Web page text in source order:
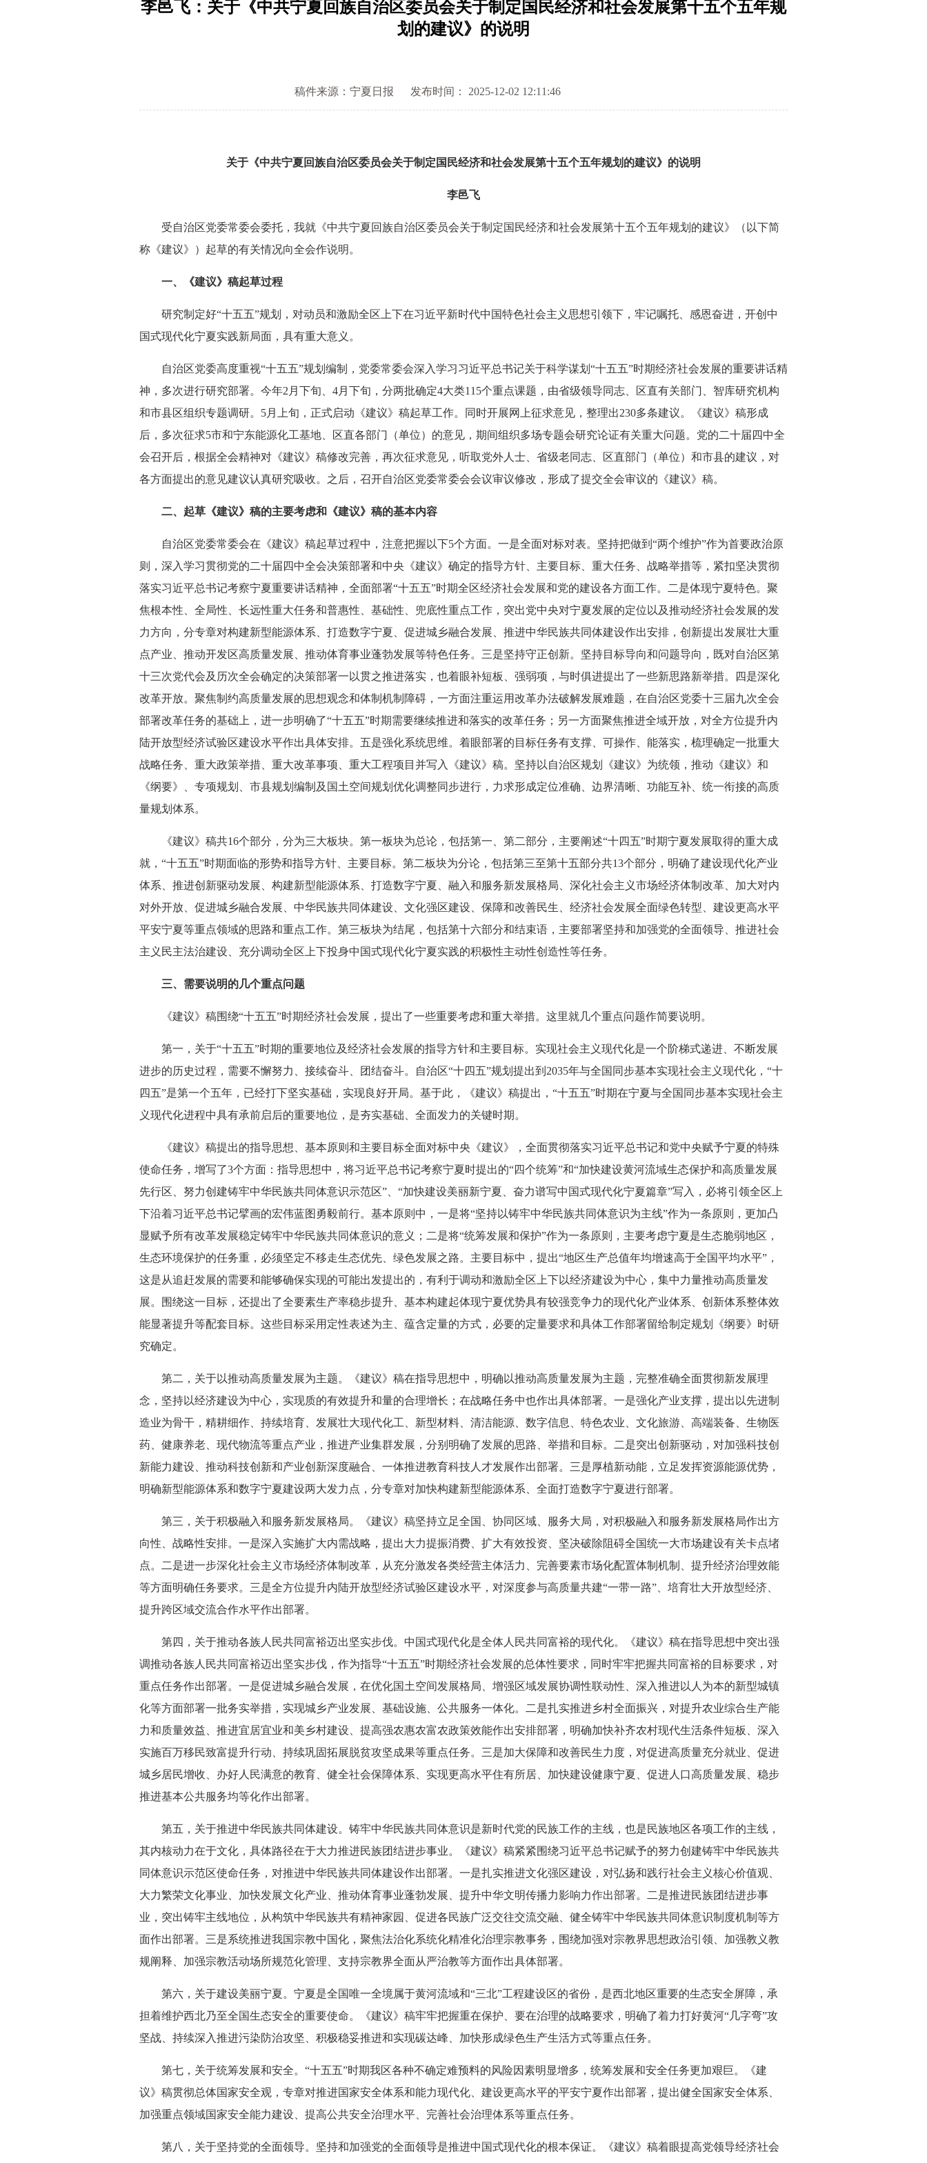
李邑飞：关于《中共宁夏回族自治区委员会关于制定国民经济和社会发展第十五个五年规
划的建议》的说明
稿件来源：宁夏日报 发布时间： 2025-12-02 12:11:46
关于《中共宁夏回族自治区委员会关于制定国民经济和社会发展第十五个五年规划的建议》的说明
李邑飞
受自治区党委常委会委托，我就《中共宁夏回族自治区委员会关于制定国民经济和社会发展第十五个五年规划的建议》（以下简
称《建议》）起草的有关情况向全会作说明。
一、《建议》稿起草过程
研究制定好“十五五”规划，对动员和激励全区上下在习近平新时代中国特色社会主义思想引领下，牢记嘱托、感恩奋进，开创中
国式现代化宁夏实践新局面，具有重大意义。
自治区党委高度重视“十五五”规划编制，党委常委会深入学习习近平总书记关于科学谋划“十五五”时期经济社会发展的重要讲话精
神，多次进行研究部署。今年2月下旬、4月下旬，分两批确定4大类115个重点课题，由省级领导同志、区直有关部门、智库研究机构
和市县区组织专题调研。5月上旬，正式启动《建议》稿起草工作。同时开展网上征求意见，整理出230多条建议。《建议》稿形成
后，多次征求5市和宁东能源化工基地、区直各部门（单位）的意见，期间组织多场专题会研究论证有关重大问题。党的二十届四中全
会召开后，根据全会精神对《建议》稿修改完善，再次征求意见，听取党外人士、省级老同志、区直部门（单位）和市县的建议，对
各方面提出的意见建议认真研究吸收。之后，召开自治区党委常委会会议审议修改，形成了提交全会审议的《建议》稿。
二、起草《建议》稿的主要考虑和《建议》稿的基本内容
自治区党委常委会在《建议》稿起草过程中，注意把握以下5个方面。一是全面对标对表。坚持把做到“两个维护”作为首要政治原
则，深入学习贯彻党的二十届四中全会决策部署和中央《建议》确定的指导方针、主要目标、重大任务、战略举措等，紧扣坚决贯彻
落实习近平总书记考察宁夏重要讲话精神，全面部署“十五五”时期全区经济社会发展和党的建设各方面工作。二是体现宁夏特色。聚
焦根本性、全局性、长远性重大任务和普惠性、基础性、兜底性重点工作，突出党中央对宁夏发展的定位以及推动经济社会发展的发
力方向，分专章对构建新型能源体系、打造数字宁夏、促进城乡融合发展、推进中华民族共同体建设作出安排，创新提出发展壮大重
点产业、推动开发区高质量发展、推动体育事业蓬勃发展等特色任务。三是坚持守正创新。坚持目标导向和问题导向，既对自治区第
十三次党代会及历次全会确定的决策部署一以贯之推进落实，也着眼补短板、强弱项，与时俱进提出了一些新思路新举措。四是深化
改革开放。聚焦制约高质量发展的思想观念和体制机制障碍，一方面注重运用改革办法破解发展难题，在自治区党委十三届九次全会
部署改革任务的基础上，进一步明确了“十五五”时期需要继续推进和落实的改革任务；另一方面聚焦推进全域开放，对全方位提升内
陆开放型经济试验区建设水平作出具体安排。五是强化系统思维。着眼部署的目标任务有支撑、可操作、能落实，梳理确定一批重大
战略任务、重大政策举措、重大改革事项、重大工程项目并写入《建议》稿。坚持以自治区规划《建议》为统领，推动《建议》和
《纲要》、专项规划、市县规划编制及国土空间规划优化调整同步进行，力求形成定位准确、边界清晰、功能互补、统一衔接的高质
量规划体系。
《建议》稿共16个部分，分为三大板块。第一板块为总论，包括第一、第二部分，主要阐述“十四五”时期宁夏发展取得的重大成
就，“十五五”时期面临的形势和指导方针、主要目标。第二板块为分论，包括第三至第十五部分共13个部分，明确了建设现代化产业
体系、推进创新驱动发展、构建新型能源体系、打造数字宁夏、融入和服务新发展格局、深化社会主义市场经济体制改革、加大对内
对外开放、促进城乡融合发展、中华民族共同体建设、文化强区建设、保障和改善民生、经济社会发展全面绿色转型、建设更高水平
平安宁夏等重点领域的思路和重点工作。第三板块为结尾，包括第十六部分和结束语，主要部署坚持和加强党的全面领导、推进社会
主义民主法治建设、充分调动全区上下投身中国式现代化宁夏实践的积极性主动性创造性等任务。
三、需要说明的几个重点问题
《建议》稿围绕“十五五”时期经济社会发展，提出了一些重要考虑和重大举措。这里就几个重点问题作简要说明。
第一，关于“十五五”时期的重要地位及经济社会发展的指导方针和主要目标。实现社会主义现代化是一个阶梯式递进、不断发展
进步的历史过程，需要不懈努力、接续奋斗、团结奋斗。自治区“十四五”规划提出到2035年与全国同步基本实现社会主义现代化，“十
四五”是第一个五年，已经打下坚实基础，实现良好开局。基于此，《建议》稿提出，“十五五”时期在宁夏与全国同步基本实现社会主
义现代化进程中具有承前启后的重要地位，是夯实基础、全面发力的关键时期。
《建议》稿提出的指导思想、基本原则和主要目标全面对标中央《建议》，全面贯彻落实习近平总书记和党中央赋予宁夏的特殊
使命任务，增写了3个方面：指导思想中，将习近平总书记考察宁夏时提出的“四个统筹”和“加快建设黄河流域生态保护和高质量发展
先行区、努力创建铸牢中华民族共同体意识示范区”、“加快建设美丽新宁夏、奋力谱写中国式现代化宁夏篇章”写入，必将引领全区上
下沿着习近平总书记擘画的宏伟蓝图勇毅前行。基本原则中，一是将“坚持以铸牢中华民族共同体意识为主线”作为一条原则，更加凸
显赋予所有改革发展稳定铸牢中华民族共同体意识的意义；二是将“统筹发展和保护”作为一条原则，主要考虑宁夏是生态脆弱地区，
生态环境保护的任务重，必须坚定不移走生态优先、绿色发展之路。主要目标中，提出“地区生产总值年均增速高于全国平均水平”，
这是从追赶发展的需要和能够确保实现的可能出发提出的，有利于调动和激励全区上下以经济建设为中心，集中力量推动高质量发
展。围绕这一目标，还提出了全要素生产率稳步提升、基本构建起体现宁夏优势具有较强竞争力的现代化产业体系、创新体系整体效
能显著提升等配套目标。这些目标采用定性表述为主、蕴含定量的方式，必要的定量要求和具体工作部署留给制定规划《纲要》时研
究确定。
第二，关于以推动高质量发展为主题。《建议》稿在指导思想中，明确以推动高质量发展为主题，完整准确全面贯彻新发展理
念，坚持以经济建设为中心，实现质的有效提升和量的合理增长；在战略任务中也作出具体部署。一是强化产业支撑，提出以先进制
造业为骨干，精耕细作、持续培育、发展壮大现代化工、新型材料、清洁能源、数字信息、特色农业、文化旅游、高端装备、生物医
药、健康养老、现代物流等重点产业，推进产业集群发展，分别明确了发展的思路、举措和目标。二是突出创新驱动，对加强科技创
新能力建设、推动科技创新和产业创新深度融合、一体推进教育科技人才发展作出部署。三是厚植新动能，立足发挥资源能源优势，
明确新型能源体系和数字宁夏建设两大发力点，分专章对加快构建新型能源体系、全面打造数字宁夏进行部署。
第三，关于积极融入和服务新发展格局。《建议》稿坚持立足全国、协同区域、服务大局，对积极融入和服务新发展格局作出方
向性、战略性安排。一是深入实施扩大内需战略，提出大力提振消费、扩大有效投资、坚决破除阻碍全国统一大市场建设有关卡点堵
点。二是进一步深化社会主义市场经济体制改革，从充分激发各类经营主体活力、完善要素市场化配置体制机制、提升经济治理效能
等方面明确任务要求。三是全方位提升内陆开放型经济试验区建设水平，对深度参与高质量共建“一带一路”、培育壮大开放型经济、
提升跨区域交流合作水平作出部署。
第四，关于推动各族人民共同富裕迈出坚实步伐。中国式现代化是全体人民共同富裕的现代化。《建议》稿在指导思想中突出强
调推动各族人民共同富裕迈出坚实步伐，作为指导“十五五”时期经济社会发展的总体性要求，同时牢牢把握共同富裕的目标要求，对
重点任务作出部署。一是促进城乡融合发展，在优化国土空间发展格局、增强区域发展协调性联动性、深入推进以人为本的新型城镇
化等方面部署一批务实举措，实现城乡产业发展、基础设施、公共服务一体化。二是扎实推进乡村全面振兴，对提升农业综合生产能
力和质量效益、推进宜居宜业和美乡村建设、提高强农惠农富农政策效能作出安排部署，明确加快补齐农村现代生活条件短板、深入
实施百万移民致富提升行动、持续巩固拓展脱贫攻坚成果等重点任务。三是加大保障和改善民生力度，对促进高质量充分就业、促进
城乡居民增收、办好人民满意的教育、健全社会保障体系、实现更高水平住有所居、加快建设健康宁夏、促进人口高质量发展、稳步
推进基本公共服务均等化作出部署。
第五，关于推进中华民族共同体建设。铸牢中华民族共同体意识是新时代党的民族工作的主线，也是民族地区各项工作的主线，
其内核动力在于文化，具体路径在于大力推进民族团结进步事业。《建议》稿紧紧围绕习近平总书记赋予的努力创建铸牢中华民族共
同体意识示范区使命任务，对推进中华民族共同体建设作出部署。一是扎实推进文化强区建设，对弘扬和践行社会主义核心价值观、
大力繁荣文化事业、加快发展文化产业、推动体育事业蓬勃发展、提升中华文明传播力影响力作出部署。二是推进民族团结进步事
业，突出铸牢主线地位，从构筑中华民族共有精神家园、促进各民族广泛交往交流交融、健全铸牢中华民族共同体意识制度机制等方
面作出部署。三是系统推进我国宗教中国化，聚焦法治化系统化精准化治理宗教事务，围绕加强对宗教界思想政治引领、加强教义教
规阐释、加强宗教活动场所规范化管理、支持宗教界全面从严治教等方面作出具体部署。
第六，关于建设美丽宁夏。宁夏是全国唯一全境属于黄河流域和“三北”工程建设区的省份，是西北地区重要的生态安全屏障，承
担着维护西北乃至全国生态安全的重要使命。《建议》稿牢牢把握重在保护、要在治理的战略要求，明确了着力打好黄河“几字弯”攻
坚战、持续深入推进污染防治攻坚、积极稳妥推进和实现碳达峰、加快形成绿色生产生活方式等重点任务。
第七，关于统筹发展和安全。“十五五”时期我区各种不确定难预料的风险因素明显增多，统筹发展和安全任务更加艰巨。《建
议》稿贯彻总体国家安全观，专章对推进国家安全体系和能力现代化、建设更高水平的平安宁夏作出部署，提出健全国家安全体系、
加强重点领域国家安全能力建设、提高公共安全治理水平、完善社会治理体系等重点任务。
第八，关于坚持党的全面领导。坚持和加强党的全面领导是推进中国式现代化的根本保证。《建议》稿着眼提高党领导经济社会